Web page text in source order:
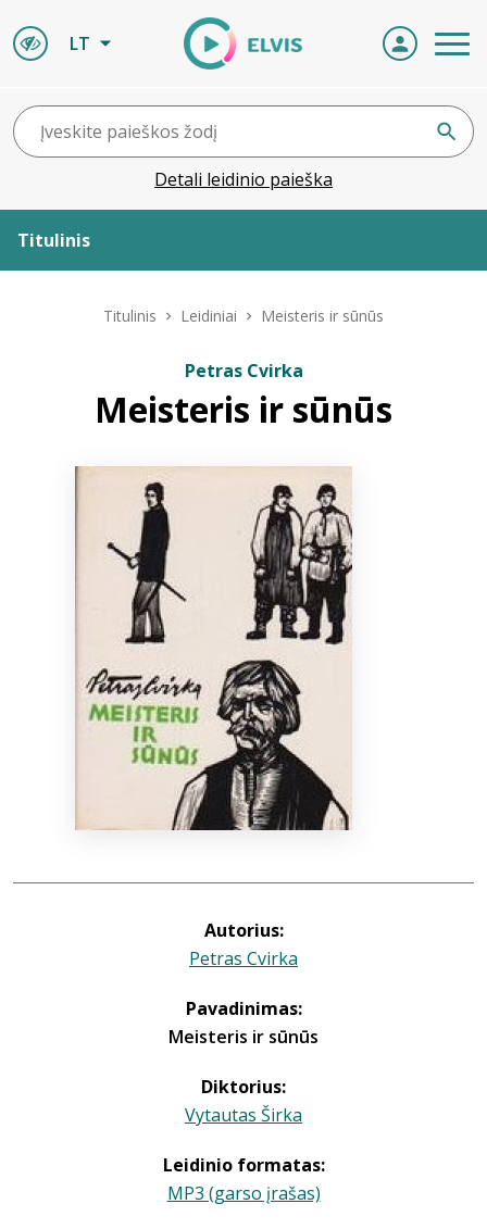
LT
Detali leidinio paieška
Titulinis
ELVIS atvyksta
Bibliotekoms
Titulinis Leidiniai Meisteris ir sūnūs
Petras Cvirka
Meisteris ir sūnūs
Autorius:
Petras Cvirka
Pavadinimas:
Meisteris ir sūnūs
Diktorius:
Vytautas Širka
Leidinio formatas:
MP3 (garso įrašas)